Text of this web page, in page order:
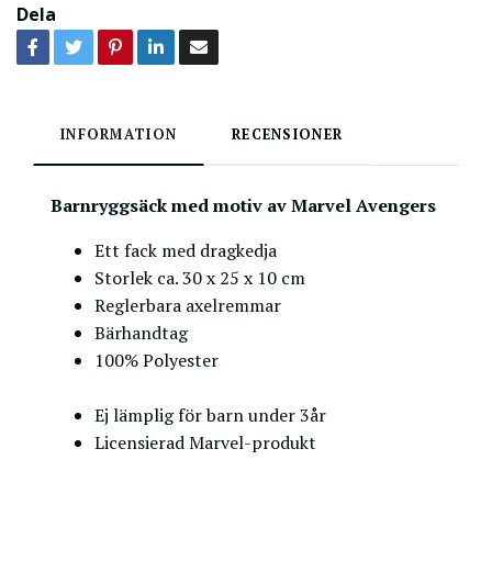
Dela
INFORMATION RECENSIONER
Barnryggsäck med motiv av Marvel Avengers
Ett fack med dragkedja
Storlek ca. 30 x 25 x 10 cm
Reglerbara axelremmar
Bärhandtag
100% Polyester
Ej lämplig för barn under 3år
Licensierad Marvel-produkt